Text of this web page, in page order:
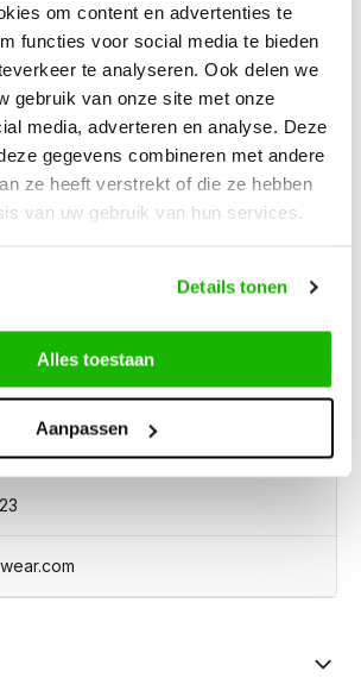
om content en advertenties te
functies voor social media te bieden
te analyseren. Ook delen we
gebruik van onze site met onze
media, adverteren en analyse. Deze
gegevens combineren met andere
ze heeft verstrekt of die ze hebben
van uw gebruik van hun services.
Details tonen
Alles toestaan
Aanpassen
with the black version of the Ripley.
has a cool western style. This ankle